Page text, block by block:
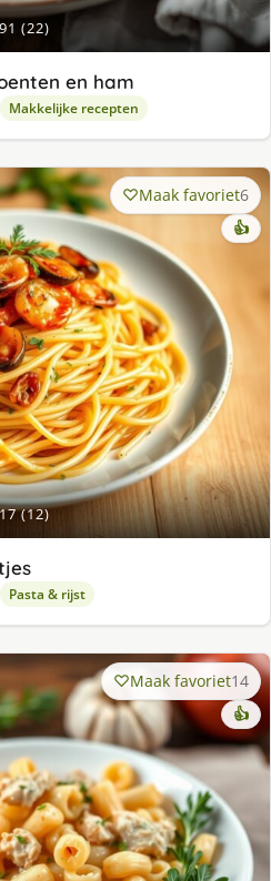
(22)
en ham
Makkelijke recepten
(12)
Maak favoriet6
👍
Pasta & rijst
Maak favoriet14
👍